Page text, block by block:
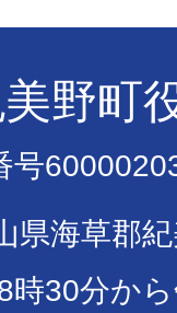
野町
号
県海草郡
時30分か